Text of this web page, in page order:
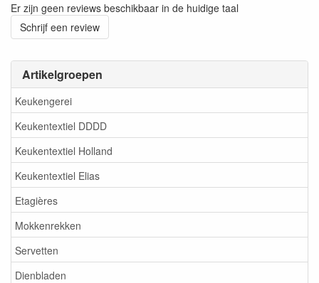
Artikelgroepen
Keukengerei
Keukentextiel DDDD
Keukentextiel Holland
Keukentextiel Elias
Etagières
Mokkenrekken
Servetten
Dienbladen
Er zijn geen reviews beschikbaar in de huidige taal
Schrijf een review